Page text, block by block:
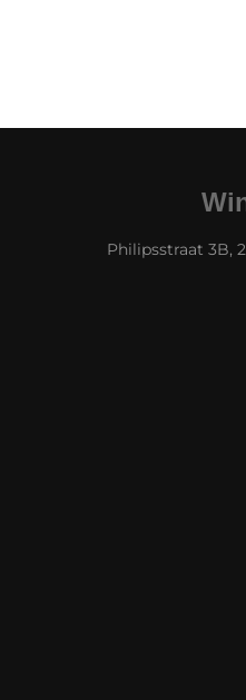
Philipsstraat 3B,